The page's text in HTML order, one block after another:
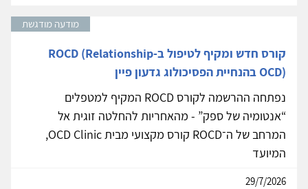
מודעה מודגשת
קורס חדש ומקיף לטיפול ב-ROCD (Relationship
OCD) בהנחיית הפסיכולוג גדעון פיין
נפתחה ההרשמה לקורס ROCD המקיף למטפלים
“אנטומיה של ספק” - מהאחריות להחלטה זוגית אל
המרחב של ה־ROCD קורס מקצועי מבית OCD Clinic,
המיועד
29/7/2026